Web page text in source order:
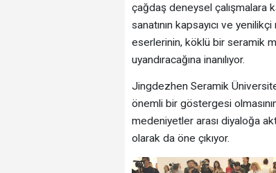
çağdaş deneysel çalışmalara
sanatının kapsayıcı ve
eserlerinin, köklü bir seramik
uyandıracağına inanılıyor.
Jingdezhen Seramik
önemli bir göstergesi olmasının
medeniyetler arası diyaloğa
olarak da öne çıkıyor.